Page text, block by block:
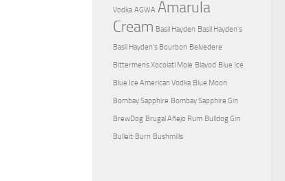
Vodka AGWA Amarula
Cream Basil Hayden Basil Hayden's
Basil Hayden's Bourbon Belvedere
Bittermens Xocolatl Mole Blavod Blue Ice
Blue Ice American Vodka Blue Moon
Bombay Sapphire Bombay Sapphire Gin
BrewDog Brugal Añejo Rum Bulldog Gin
Bulleit Burn Bushmills